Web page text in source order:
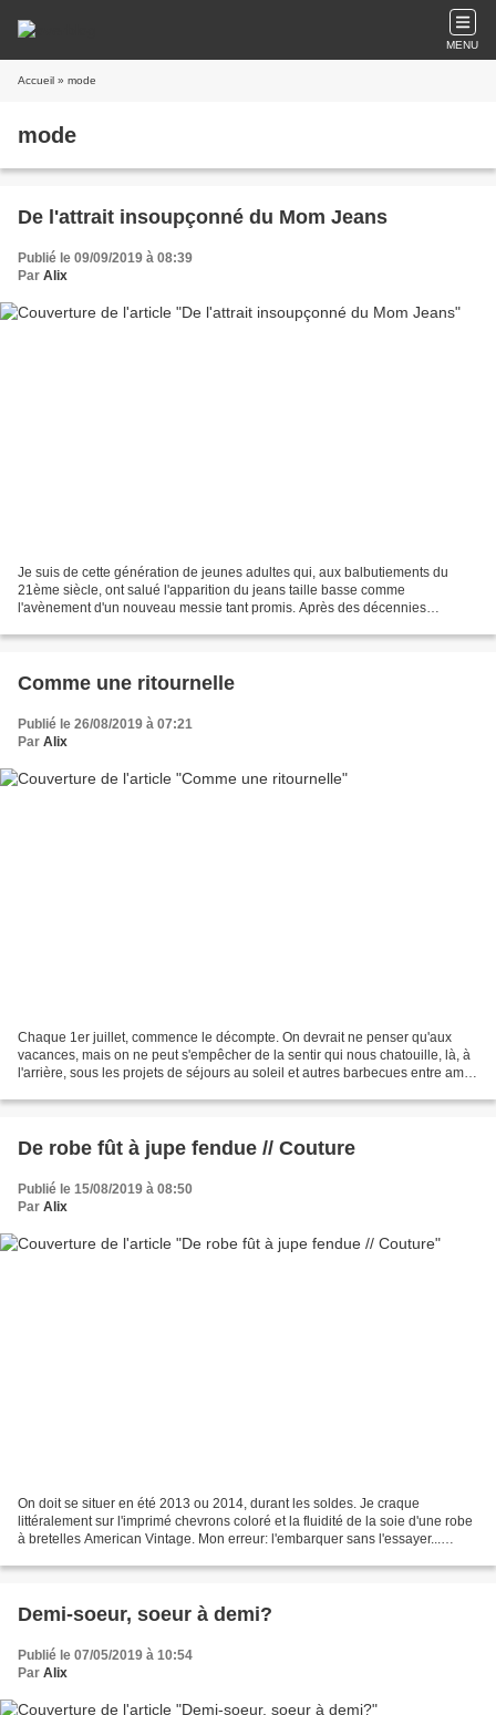
MENU
Accueil » mode
mode
De l'attrait insoupçonné du Mom Jeans
Publié le 09/09/2019 à 08:39
Par Alix
Je suis de cette génération de jeunes adultes qui, aux balbutiements du
21ème siècle, ont salué l'apparition du jeans taille basse comme
l'avènement d'un nouveau messie tant promis. Après des décennies
Comme une ritournelle
Publié le 26/08/2019 à 07:21
Par Alix
Chaque 1er juillet, commence le décompte. On devrait ne penser qu'aux
vacances, mais on ne peut s'empêcher de la sentir qui nous chatouille, là, à
l'arrière, sous les projets de séjours au soleil et autres barbecues entre amis.
De robe fût à jupe fendue // Couture
Publié le 15/08/2019 à 08:50
Par Alix
On doit se situer en été 2013 ou 2014, durant les soldes. Je craque
littéralement sur l'imprimé chevrons coloré et la fluidité de la soie d'une robe
à bretelles American Vintage. Mon erreur: l'embarquer sans l'essayer...
Demi-soeur, soeur à demi?
Publié le 07/05/2019 à 10:54
Par Alix